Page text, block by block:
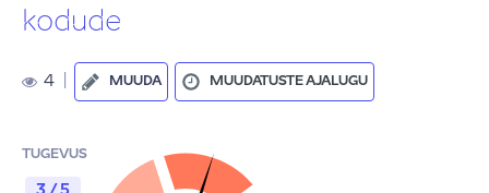
kodude
4 MUUDA MUUDATUSTE AJALUGU
TUGEVUS